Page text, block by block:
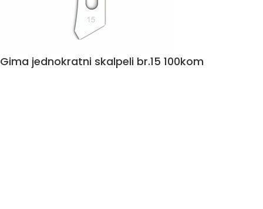
Gima jednokratni skalpeli br.15 100kom